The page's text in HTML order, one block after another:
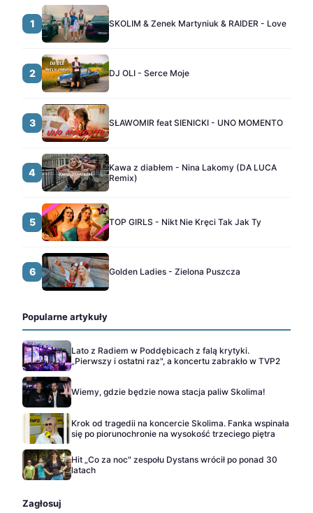
1 SKOLIM & Zenek Martyniuk & RAIDER - Love
2 DJ OLI - Serce Moje
3 SŁAWOMIR feat SIENICKI - UNO MOMENTO
4
Kawa z diabłem - Nina Lakomy (DA LUCA
Remix)
5 TOP GIRLS - Nikt Nie Kręci Tak Jak Ty
6 Golden Ladies - Zielona Puszcza
Popularne artykuły
Lato z Radiem w Poddębicach z falą krytyki.
„Pierwszy i ostatni raz", a koncertu zabrakło w TVP2
Wiemy, gdzie będzie nowa stacja paliw Skolima!
Krok od tragedii na koncercie Skolima. Fanka wspinała
się po piorunochronie na wysokość trzeciego piętra
Hit „Co za noc" zespołu Dystans wrócił po ponad 30
latach
Zagłosuj